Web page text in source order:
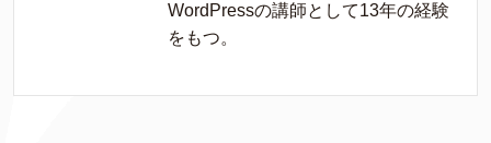
WordPressの講師として13年の経験
をもつ。